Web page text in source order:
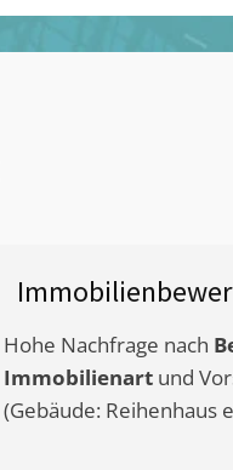
Hohe Nachfrage nach
Immobilienart und
(Gebäude: Reihenhaus